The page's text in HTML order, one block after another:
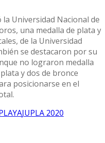
Universidad Nacional de
una medalla de plata y
de la Universidad
se destacaron por su
no lograron medalla
y dos de bronce
posicionarse en el
JUPLA 2020